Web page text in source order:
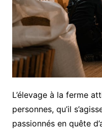
L’élevage à la ferme
personnes, qu’il
passionnés en quête